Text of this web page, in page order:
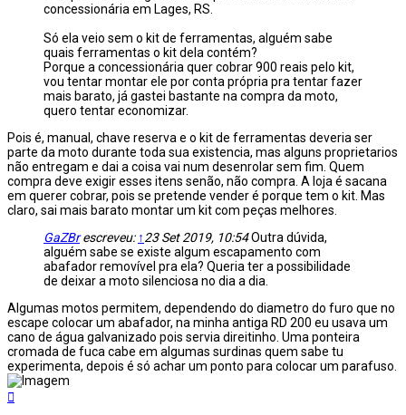
concessionária em Lages, RS.
Só ela veio sem o kit de ferramentas, alguém sabe
quais ferramentas o kit dela contém?
Porque a concessionária quer cobrar 900 reais pelo kit,
vou tentar montar ele por conta própria pra tentar fazer
mais barato, já gastei bastante na compra da moto,
quero tentar economizar.
Pois é, manual, chave reserva e o kit de ferramentas deveria ser
parte da moto durante toda sua existencia, mas alguns proprietarios
não entregam e dai a coisa vai num desenrolar sem fim. Quem
compra deve exigir esses itens senão, não compra. A loja é sacana
em querer cobrar, pois se pretende vender é porque tem o kit. Mas
claro, sai mais barato montar um kit com peças melhores.
GaZBrescreveu: ↑23 Set 2019, 10:54Outra dúvida,
alguém sabe se existe algum escapamento com
abafador removível pra ela? Queria ter a possibilidade
de deixar a moto silenciosa no dia a dia.
Algumas motos permitem, dependendo do diametro do furo que no
escape colocar um abafador, na minha antiga RD 200 eu usava um
cano de água galvanizado pois servia direitinho. Uma ponteira
cromada de fuca cabe em algumas surdinas quem sabe tu
experimenta, depois é só achar um ponto para colocar um parafuso.